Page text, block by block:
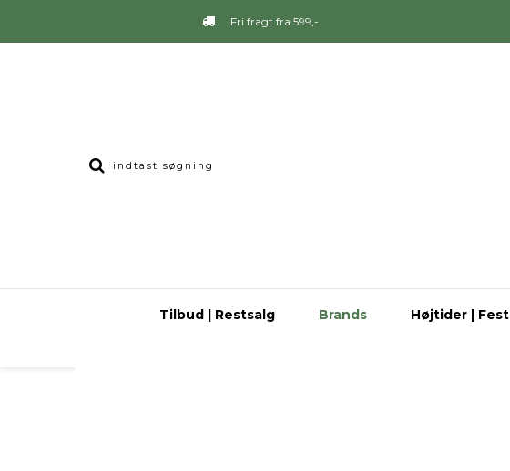
Fri fragt fra 599,-
Tilbud | Restsalg Brands Højtider | Fest